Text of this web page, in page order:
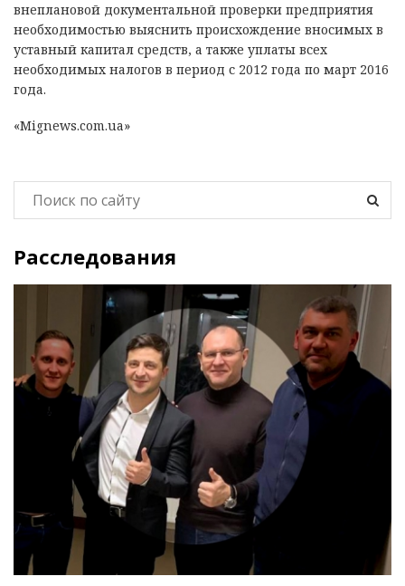
внеплановой документальной проверки предприятия
необходимостью выяснить происхождение вносимых в
уставный капитал средств, а также уплаты всех
необходимых налогов в период с 2012 года по март 2016
года.
«Mignews.com.ua»
Расследования